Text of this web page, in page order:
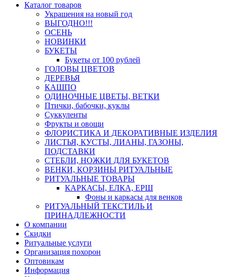
Каталог товаров
Украшения на новый год
ВЫГОДНО!!!
ОСЕНЬ
НОВИНКИ
БУКЕТЫ
Букеты от 100 рублей
ГОЛОВЫ ЦВЕТОВ
ДЕРЕВЬЯ
КАШПО
ОДИНОЧНЫЕ ЦВЕТЫ, ВЕТКИ
Птички, бабочки, куклы
Суккуленты
Фрукты и овощи
ФЛОРИСТИКА И ДЕКОРАТИВНЫЕ ИЗДЕЛИЯ
ЛИСТЬЯ, КУСТЫ, ЛИАНЫ, ГАЗОНЫ,
ПОДСТАВКИ
СТЕБЛИ, НОЖКИ ДЛЯ БУКЕТОВ
ВЕНКИ, КОРЗИНЫ РИТУАЛЬНЫЕ
РИТУАЛЬНЫЕ ТОВАРЫ
КАРКАСЫ, ЕЛКА, ЕРШ
Фоны и каркасы для венков
РИТУАЛЬНЫЙ ТЕКСТИЛЬ И
ПРИНАДЛЕЖНОСТИ
О компании
Скидки
Ритуальные услуги
Организация похорон
Оптовикам
Информация